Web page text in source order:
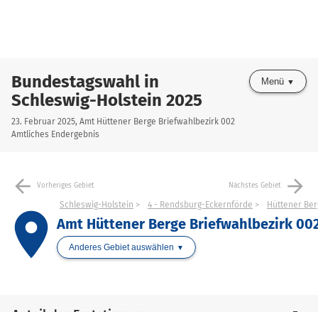
Bundestagswahl in
Schleswig-Holstein 2025
23. Februar 2025, Amt Hüttener Berge Briefwahlbezirk 002
Amtliches Endergebnis
Menü
arrow_back Vorheriges Gebiet Nächstes Gebiet arrow_forward
place
Schleswig-Holstein 4 - Rendsburg-Eckernförde Hüttener
Amt Hüttener Berge Briefwahlbezirk
Anderes Gebiet auswählen